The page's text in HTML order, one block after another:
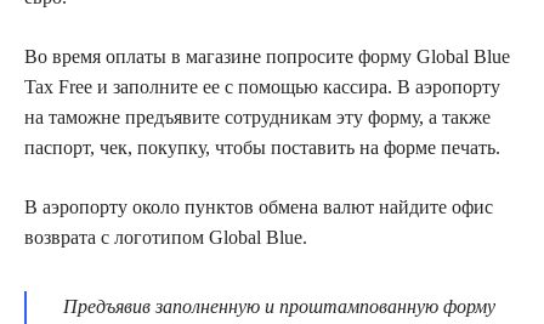
Во время оплаты в магазине попросите форму Global Blue
Tax Free и заполните ее с помощью кассира. В аэропорту
на таможне предъявите сотрудникам эту форму, а также
паспорт, чек, покупку, чтобы поставить на форме печать.
В аэропорту около пунктов обмена валют найдите офис
возврата с логотипом Global Blue.
Предъявив заполненную и проштампованную форму